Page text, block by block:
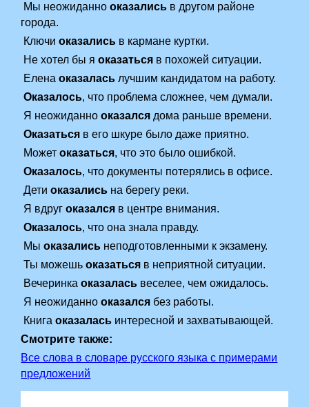
Мы неожиданнооказались в другом районе
города.
Ключиоказались в кармане куртки.
Не хотел бы яоказаться в похожей ситуации.
Еленаоказалась лучшим кандидатом на работу.
Оказалось, что проблема сложнее, чем думали.
Я неожиданнооказался дома раньше времени.
Оказаться в его шкуре было даже приятно.
Можетоказаться, что это было ошибкой.
Оказалось, что документы потерялись в офисе.
Детиоказались на берегу реки.
Я вдругоказался в центре внимания.
Оказалось, что она знала правду.
Мыоказались неподготовленными к экзамену.
Ты можешьоказаться в неприятной ситуации.
Вечеринкаоказалась веселее, чем ожидалось.
Я неожиданнооказался без работы.
Книгаоказалась интересной и захватывающей.
Смотрите также:
Все слова в словаре русского языка с примерами
предложений